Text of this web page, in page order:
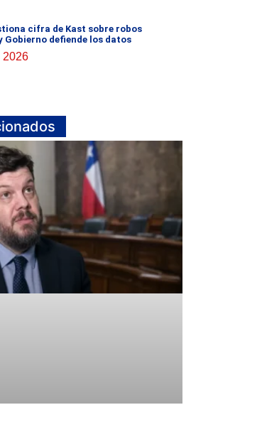
cifra de Kast sobre robos
Gobierno defiende los datos
2026